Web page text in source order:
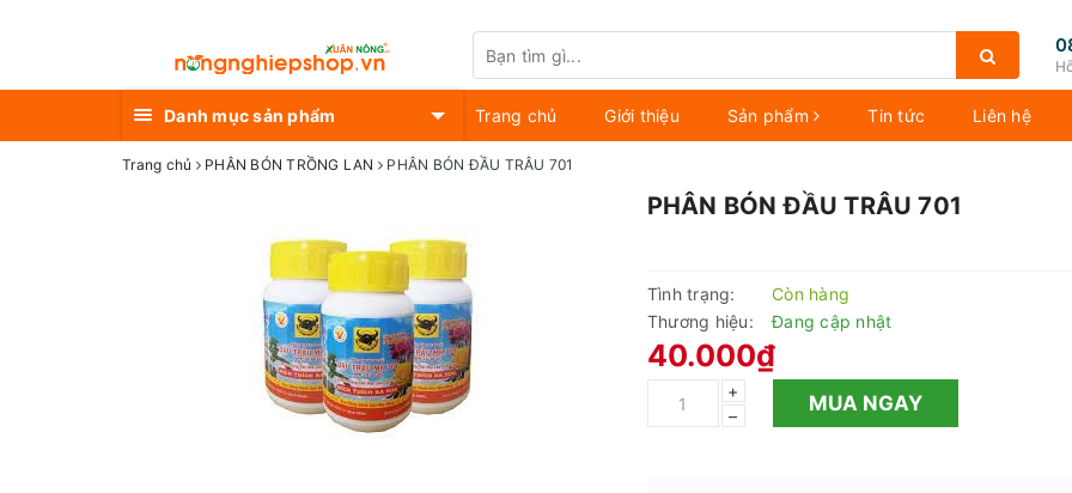
Danh mục sản phẩm Trang chủ Giới thiệu Sản phẩm Tin tức Liên hệ
Trang chủ PHÂN BÓN TRỒNG LAN PHÂN BÓN ĐẦU TRÂU 701
PHÂN BÓN ĐẦU TRÂU 701
Tình trạng:
Còn hàng
Thương hiệu:
Đang cập nhật
40.000₫
+
–
MUA NGAY